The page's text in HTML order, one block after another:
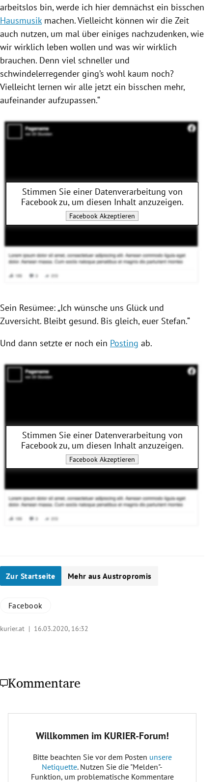
arbeitslos bin, werde ich hier demnächst ein bisschen
Hausmusikmachen. Vielleicht können wir die Zeit
auch nutzen, um mal über einiges nachzudenken, wie
wir wirklich leben wollen und was wir wirklich
brauchen. Denn viel schneller und
schwindelerregender ging’s wohl kaum noch?
Vielleicht lernen wir alle jetzt ein bisschen mehr,
aufeinander aufzupassen.“
Stimmen Sie einer Datenverarbeitung von
Facebookzu, um diesen Inhalt anzuzeigen.
Facebook Akzeptieren
Sein Resümee: „Ich wünsche uns Glück und
Zuversicht. Bleibt gesund. Bis gleich, euer Stefan.“
Und dann setzte er noch ein Posting ab.
Stimmen Sie einer Datenverarbeitung von
Facebookzu, um diesen Inhalt anzuzeigen.
Facebook Akzeptieren
Zur Startseite Mehr aus Austropromis
Facebook
kurier.at | 16.03.2020, 16:32
Kommentare